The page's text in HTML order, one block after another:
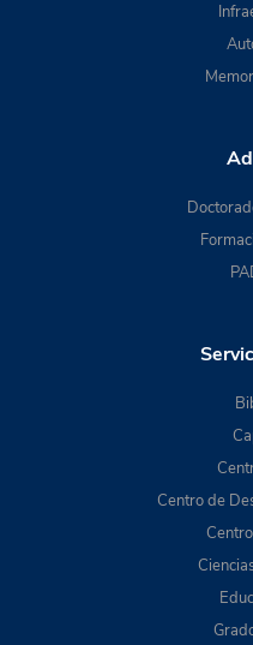
Centro de